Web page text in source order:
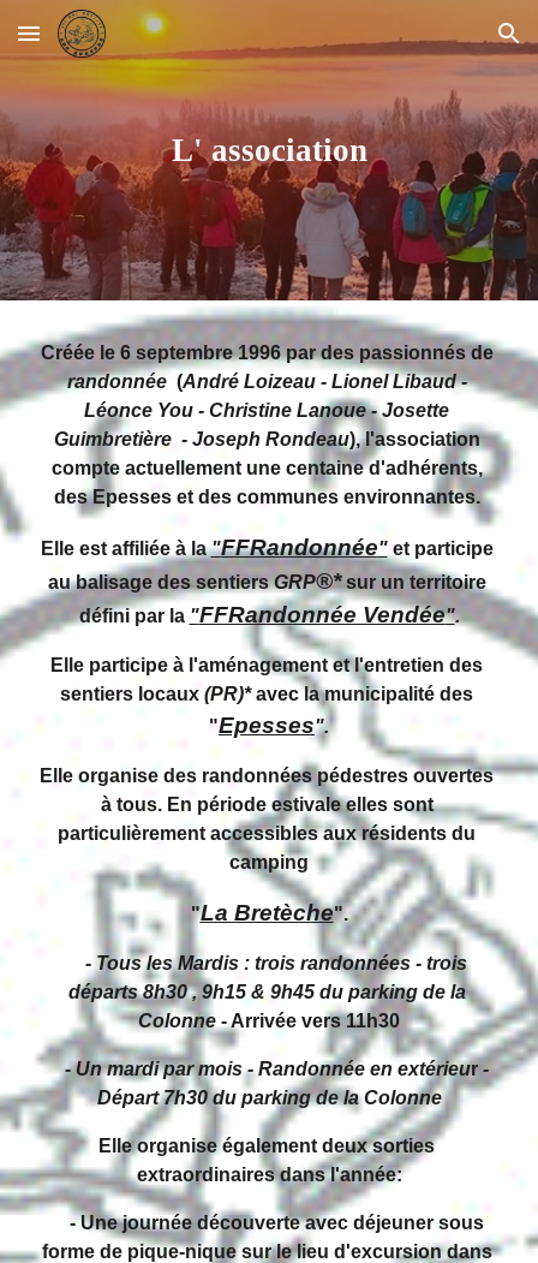
Skip to main content Skip to navigation
L' association
Créée le 6 septembre 1996 par des passionnés de
randonnée
  (
André Loizeau - Lionel Libaud -
Léonce You - Christine Lanoue - Josette
Guimbretière  - Joseph Rondeau), l'association
compte actuellement une centaine d'adhérents,
des Epesses et des communes environnantes.
Elle est affiliée à la "FFRandonnée" et participe
au balisage des sentiers GRP®* sur un territoire
défini par la "FFRandonnée Vendée".
Elle participe à l'aménagement et l'entretien des
sentiers locaux (PR)* avec la municipalité des
"Epesses".
Elle organise des randonnées pédestres ouvertes
à tous. En période estivale elles sont
particulièrement accessibles aux résidents du
camping
"La Bretèche".
    -
Tous les Mardis : trois randonnées - trois
départs 8h30 , 9h15 & 9h45 du parking de la
Colonne - Arrivée vers 11h30
    -
Un mardi par mois - Randonnée en extérieur -
Départ 7h30 du parking de la Colonne
Elle organise également deux sorties
extraordinaires dans l'année:
forme de pique-nique sur le lieu d'excursion dans